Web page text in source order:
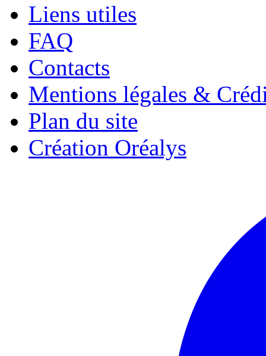
Liens utiles
FAQ
Contacts
Mentions légales &
Plan du site
Création Oréalys